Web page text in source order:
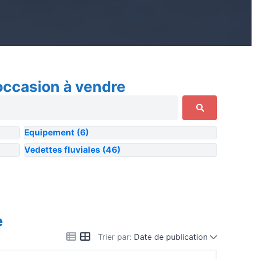
à vendre
Equipement (6)
Vedettes fluviales (46)
Trier par: Date de publication